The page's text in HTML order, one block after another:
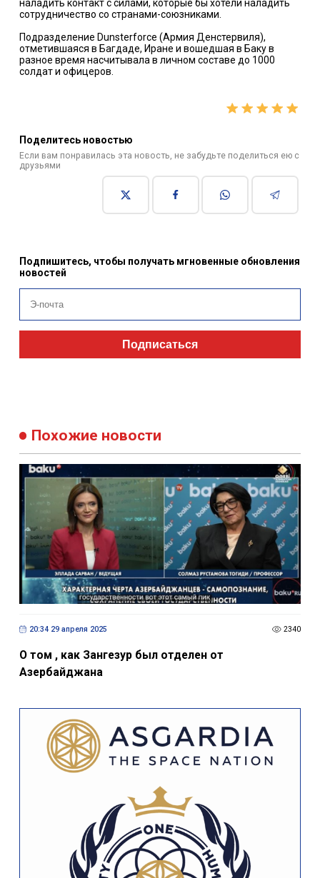
наладить контакт с силами, которые бы хотели наладить
сотрудничество со странами-союзниками.
Подразделение Dunsterforce (Армия Денстервиля),
отметившаяся в Багдаде, Иране и вошедшая в Баку в
разное время насчитывала в личном составе до 1000
солдат и офицеров.
Поделитесь новостью
Если вам понравилась эта новость, не забудьте поделиться ею с
друзьями
Подпишитесь, чтобы получать мгновенные обновления
новостей
Подписаться
Похожие новости
20:34 29 апреля 2025 2340
О том , как Зангезур был отделен от
Азербайджана